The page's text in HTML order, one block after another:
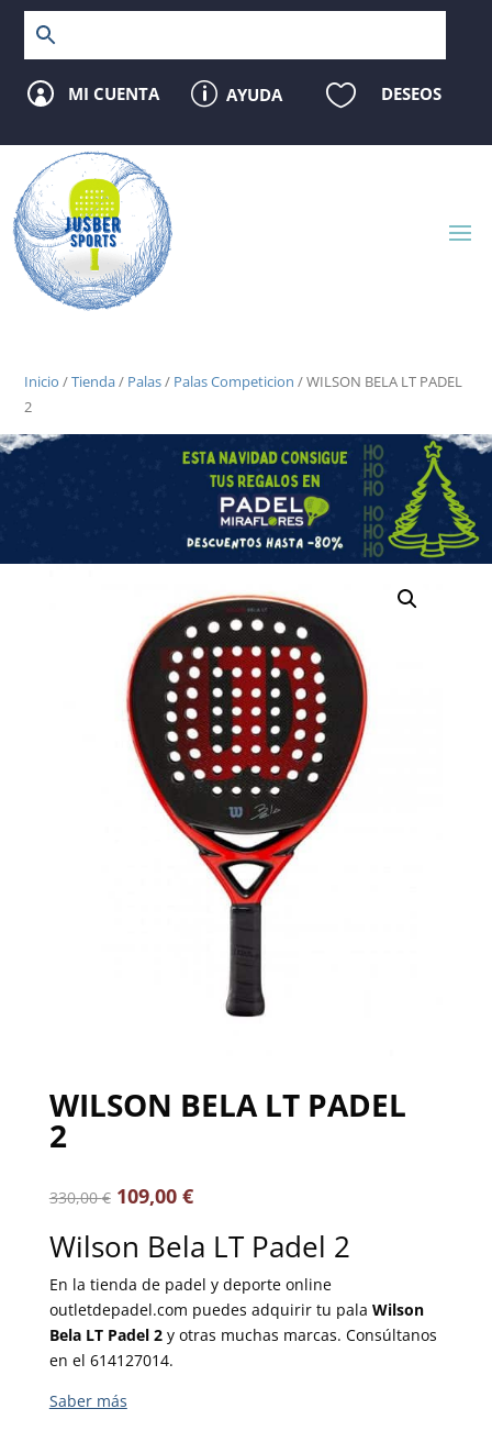
 MI CUENTA p AYUDA  DESEOS
Inicio /Tienda/ Palas/ Palas Competicion / WILSON BELA LT PADEL
2
WILSON BELA LT PADEL
2
330,00€ 109,00 €
Wilson Bela LT Padel 2
En la tienda de padel y deporte online
outletdepadel.com puedes adquirir tu pala Wilson
Bela LT Padel 2y otras muchas marcas. Consúltanos
en el 614127014.